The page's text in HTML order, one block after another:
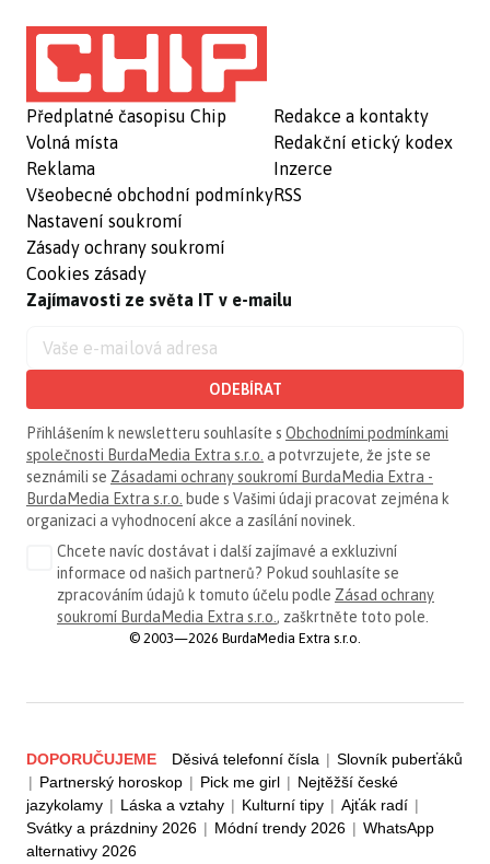
Předplatné časopisu Chip
Volná místa
Reklama
Všeobecné obchodní podmínky
Nastavení soukromí
Zásady ochrany soukromí
Cookies zásady
Redakce a kontakty
Redakční etický kodex
Inzerce
RSS
Zajímavosti ze světa IT v e-mailu
ODEBÍRAT
Přihlášením k newsletteru souhlasíte s Obchodními podmínkami
společnosti BurdaMedia Extra s.r.o. a potvrzujete, že jste se
seznámili se Zásadami ochrany soukromí BurdaMedia Extra -
BurdaMedia Extra s.r.o. bude s Vašimi údaji pracovat zejména k
organizaci a vyhodnocení akce a zasílání novinek.
Chcete navíc dostávat i další zajímavé a exkluzivní
informace od našich partnerů? Pokud souhlasíte se
zpracováním údajů k tomuto účelu podle Zásad ochrany
soukromí BurdaMedia Extra s.r.o. , zaškrtněte toto pole.
© 2003—2026 BurdaMedia Extra s.r.o.
DOPORUČUJEME Děsivá telefonní čísla | Slovník puberťáků
| Partnerský horoskop | Pick me girl | Nejtěžší české
jazykolamy | Láska a vztahy | Kulturní tipy | Ajťák radí |
Svátky a prázdniny 2026 | Módní trendy 2026 | WhatsApp
alternativy 2026